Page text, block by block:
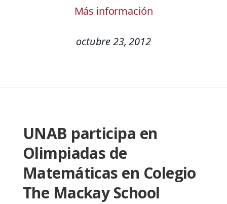
Más información
octubre 23, 2012
UNAB participa en
Olimpiadas de
Matemáticas en Colegio
The Mackay School